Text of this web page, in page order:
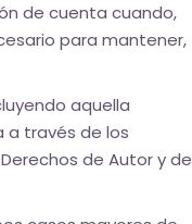
de cuenta cuando,
para mantener,
aquella
a través de los
de Autor y de